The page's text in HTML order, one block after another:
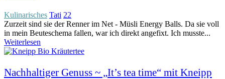
Kulinarisches Tati 22
Zurzeit sind sie der Renner im Net - Müsli Energy Balls. Da sie voll
in mein Beuteschema fallen, war ich direkt angefixt. Ich musste...
Weiterlesen
Nachhaltiger Genuss ~ „It’s tea time“ mit Kneipp